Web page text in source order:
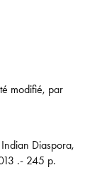
modifié, par
Diaspora,
.- 245 p.